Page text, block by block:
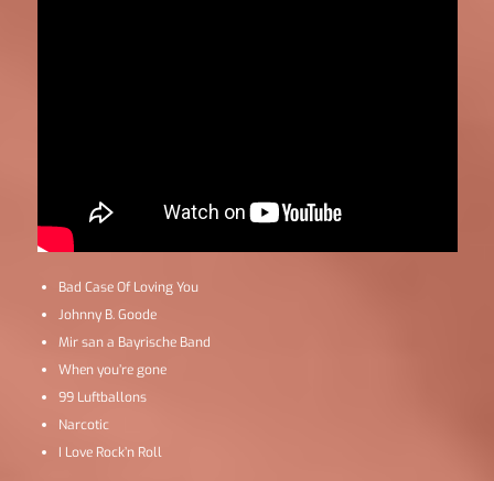
Bad Case Of Loving You
Johnny B. Goode
Mir san a Bayrische Band
When you’re gone
99 Luftballons
Narcotic
I Love Rock’n Roll